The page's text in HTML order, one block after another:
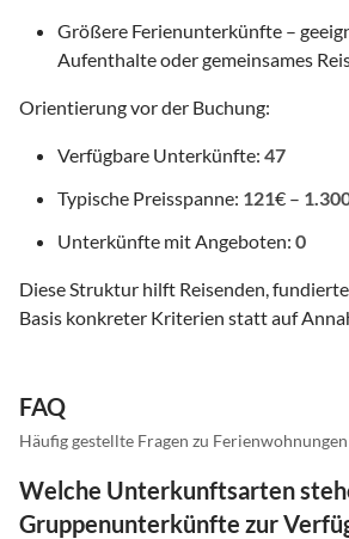
Größere Ferienunterkünfte –
Aufenthalte oder gemeinsames
Orientierung vor der Buchung:
Verfügbare Unterkünfte: 47
Typische Preisspanne: 121€ –
Unterkünfte mit Angeboten: 0
Diese Struktur hilft Reisenden,
Basis konkreter Kriterien statt auf
FAQ
Häufig gestellte Fragen zu
Welche Unterkunftsarten
Gruppenunterkünfte zur